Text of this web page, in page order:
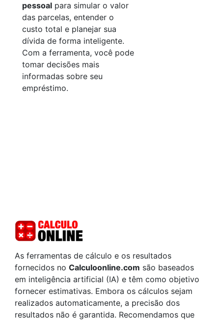
pessoal para simular o valor
das parcelas, entender o
custo total e planejar sua
dívida de forma inteligente.
Com a ferramenta, você pode
tomar decisões mais
informadas sobre seu
empréstimo.
As ferramentas de cálculo e os resultados
fornecidos no Calculoonline.com são baseados
em inteligência artificial (IA) e têm como objetivo
fornecer estimativas. Embora os cálculos sejam
realizados automaticamente, a precisão dos
resultados não é garantida. Recomendamos que